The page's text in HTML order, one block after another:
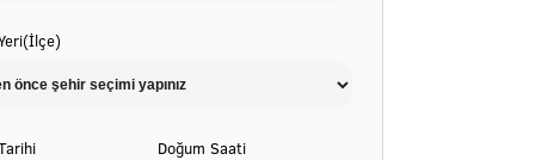
Doğum Saati